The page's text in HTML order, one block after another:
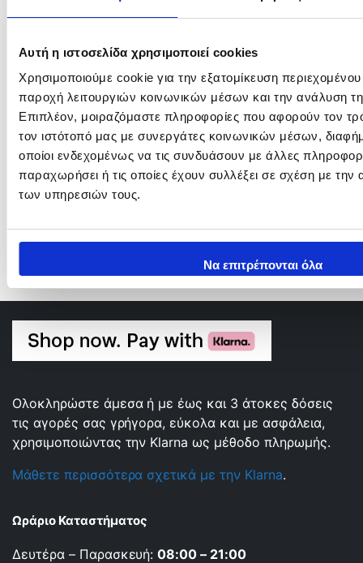
Αυτή η ιστοσελίδα χρησιμοποιεί cookies
Χρησιμοποιούμε cookie για την εξατομίκευση
παροχή λειτουργιών κοινωνικών μέσων και την ανάλυση
Επιπλέον, μοιραζόμαστε πληροφορίες που αφορούν τον
τον ιστότοπό μας με συνεργάτες κοινωνικών μέσων,
οποίοι ενδεχομένως να τις συνδυάσουν με άλλες
παραχωρήσει ή τις οποίες έχουν συλλέξει σε σχέση με
των υπηρεσιών τους.
Να επιτρέπονται όλα
MAXEL Armory 25&35
535,00 €–575,00€
In Stock
Επιλογή
Ολοκληρώστε άμεσα ή με έως και 3 άτοκες δόσεις
τις αγορές σας γρήγορα, εύκολα και με ασφάλεια,
χρησιμοποιώντας την Klarna ως μέθοδο πληρωμής.
Μάθετε περισσότερα σχετικά με την Klarna.
Ωράριο Καταστήματος
Δευτέρα – Παρασκευή:08:00 – 21:00